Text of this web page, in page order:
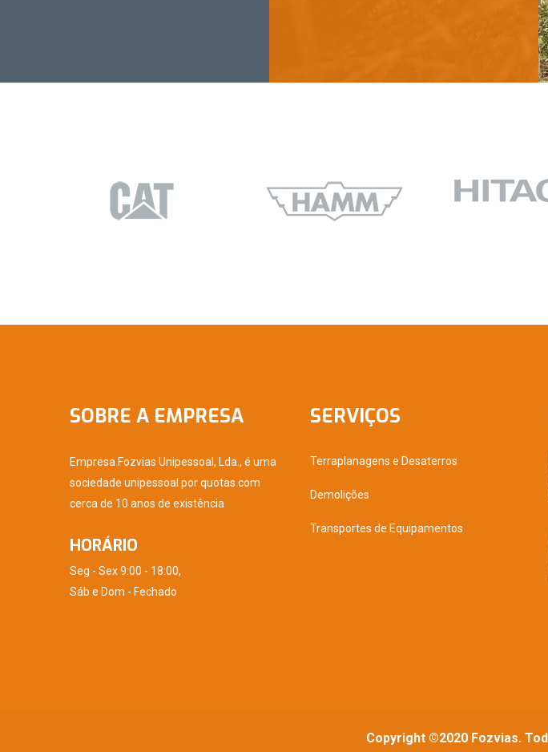
SOBRE A EMPRESA
Empresa Fozvias Unipessoal, Lda., é uma
sociedade unipessoal por quotas com
cerca de 10 anos de existência
HORÁRIO
Seg - Sex 9:00 - 18:00,
Sáb e Dom - Fechado
SERVIÇOS
Terraplanagens e Desaterros
Demolições
Transportes de Equipamentos
Copyright ©2020 Fozvias.